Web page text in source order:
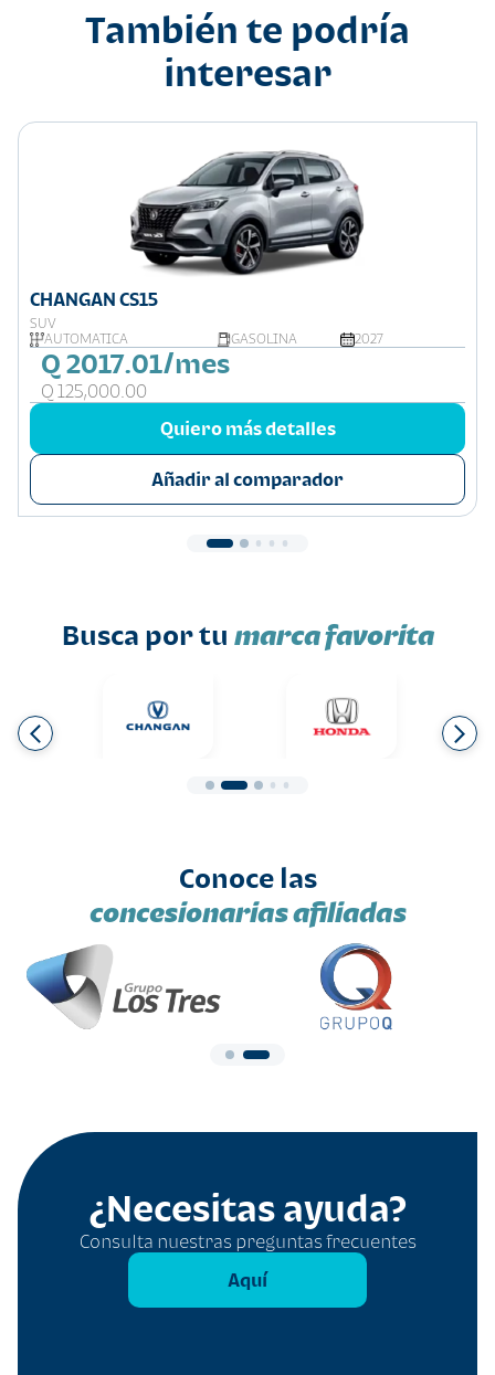
También te podría
interesar
CHANGAN CS15
SUV
AUTOMATICA
GASOLINA 2027
Q 2017.01/mes
Q 125,000.00
Quiero más detalles
Añadir al comparador
Busca por tu marca favorita
Conoce las
concesionarias afiliadas
¿Necesitas ayuda?
Consulta nuestras preguntas frecuentes
Aquí